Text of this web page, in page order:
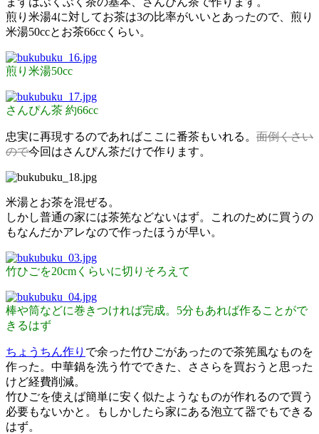
煎り米湯4に対してお茶は3の比率がいいとあったので、煎り
米湯50ccとお茶66ccくらい。
煎り米湯50cc
さんぴん茶 約66cc
忠実に再現するのであればここに番茶もいれる。 面倒くさい
ので今回はさんぴん茶だけで作ります。
米湯とお茶を混ぜる。
しかし普通の家には茶筅などないはず。これのために買うの
もなんだかアレなので作ったほうが早い。
竹ひごを20cmくらいに切りそろえて
棒や筒などに巻きつければ完成。5分もあれば作ることがで
きるはず
ちょうちん作り で余った竹ひごがあったので茶筅風なものを
作った。中華鍋を洗う竹でできた、ささらを買おうと思った
けど経費削減。
竹ひごを使えば簡単に安く似たようなものが作れるので買う
必要もないかと。もしかしたら家にある泡立て器でもできる
はず。